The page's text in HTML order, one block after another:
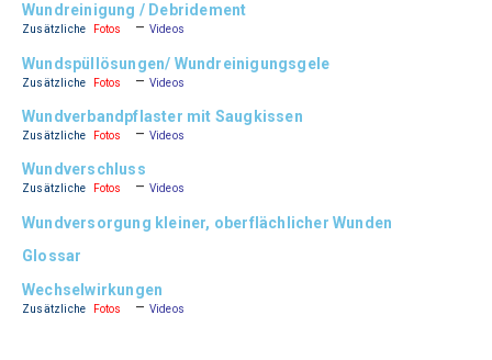
Wundreinigung / Debridement
Zusätzliche Fotos – Videos
Wundspüllösungen/ Wundreinigungsgele
Zusätzliche Fotos – Videos
Wundverbandpflaster mit Saugkissen
Zusätzliche Fotos – Videos
Wundverschluss
Zusätzliche Fotos – Videos
Wundversorgung kleiner, oberflächlicher Wunden
Glossar
Wechselwirkungen
Zusätzliche Fotos – Videos